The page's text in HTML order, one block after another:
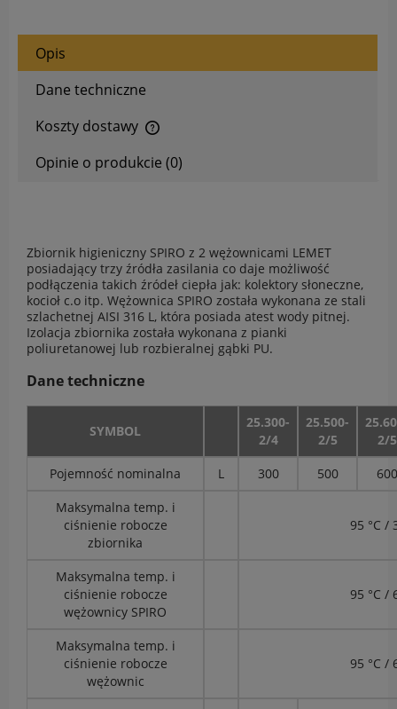
Opis
Dane techniczne
Koszty dostawy
Opinie o produkcie (0)
Zbiornik higieniczny SPIRO z 2 wężownicami LEMET
posiadający trzy źródła zasilania co daje możliwość
podłączenia takich źródeł ciepła jak: kolektory słoneczne,
kocioł c.o itp. Wężownica SPIRO została wykonana ze stali
szlachetnej AISI 316 L, która posiada atest wody pitnej.
Izolacja zbiornika została wykonana z pianki
poliuretanowej lub rozbieralnej gąbki PU.
Dane techniczne
SYMBOL
25.300-
2/4
25.500-
2/5
2/5
Pojemność nominalna
L 300 500
600
Maksymalna temp. i
ciśnienie robocze
zbiornika
95 °C /
Maksymalna temp. i
ciśnienie robocze
wężownicy SPIRO
95 °C /
Maksymalna temp. i
ciśnienie robocze
wężownic
95 °C /